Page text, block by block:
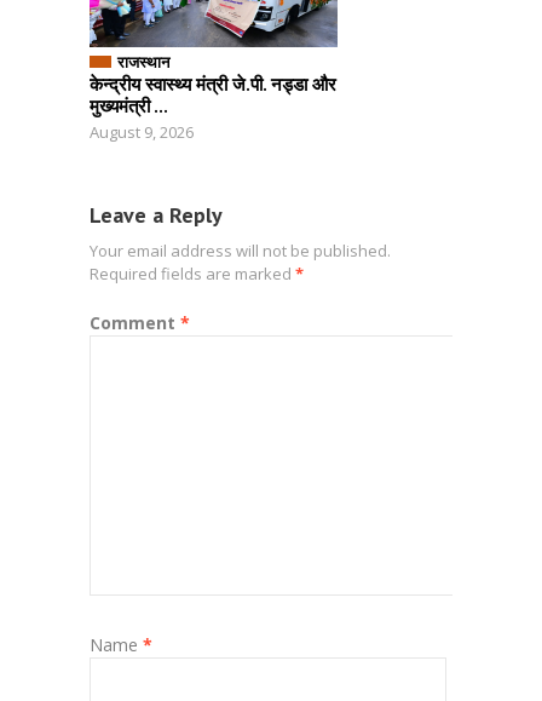
राजस्थान
केन्द्रीय स्वास्थ्य मंत्री जे.पी. नड्डा और
मुख्यमंत्री ...
August 9, 2026
Leave a Reply
Your email address will not be published.
Required fields are marked *
Comment *
Name *